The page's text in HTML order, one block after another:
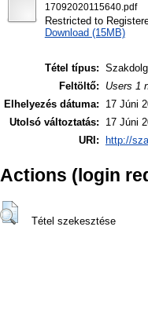
17092020115640.pdf
Restricted to
Download (15MB)
Tétel típus:
Feltöltő:
Users 1
Elhelyezés dátuma:
17 Júni
Utolsó változtatás:
17 Júni
URI:
http://
Actions (login
Tétel szekesztése